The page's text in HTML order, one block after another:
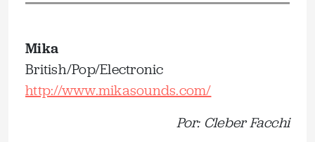
Mika
British/Pop/Electronic
http://www.mikasounds.com/
Por: Cleber Facchi